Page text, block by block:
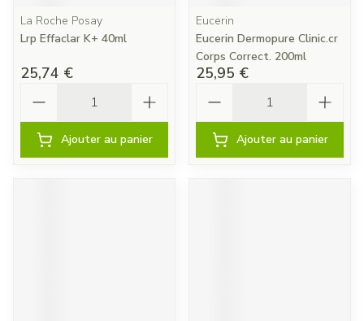
La Roche Posay
Lrp Effaclar K+ 40ml
25,74 €
Ajouter au panier
Eucerin
Eucerin Dermopure Clinic.cr
Corps Correct. 200ml
25,95 €
Ajouter au panier